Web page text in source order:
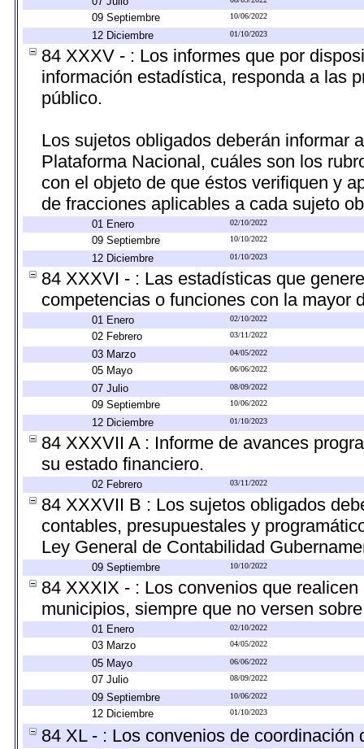
09 Septiembre 10/06/2022
12 Diciembre 01/10/2023
84 XXXV - : Los informes que por
información estadística, responda a las
público.
Los sujetos obligados deberán informar
Plataforma Nacional, cuáles son los
con el objeto de que éstos verifiquen y
de fracciones aplicables a cada sujeto
01 Enero 02/10/2022
09 Septiembre 10/10/2022
12 Diciembre 01/10/2023
84 XXXVI - : Las estadísticas que
competencias o funciones con la mayor
01 Enero 02/10/2022
02 Febrero 03/11/2022
03 Marzo 04/05/2022
05 Mayo 06/06/2022
07 Julio 08/09/2022
09 Septiembre 10/06/2022
12 Diciembre 01/10/2023
84 XXXVII A : Informe de avances
su estado financiero.
02 Febrero 03/11/2022
84 XXXVII B : Los sujetos obligados
contables, presupuestales y
Ley General de Contabilidad
09 Septiembre 10/10/2022
84 XXXIX - : Los convenios que
municipios, siempre que no versen
01 Enero 02/10/2022
03 Marzo 04/05/2022
05 Mayo 06/06/2022
07 Julio 08/09/2022
09 Septiembre 10/06/2022
12 Diciembre 01/10/2023
84 XL - : Los convenios de